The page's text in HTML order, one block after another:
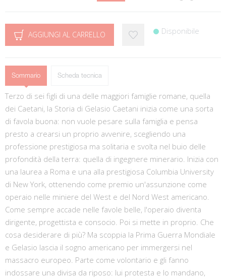
AGGIUNGI AL CARRELLO Disponibile
Sommario Scheda tecnica
Terzo di sei figli di una delle maggiori famiglie romane, quella
dei Caetani, la Storia di Gelasio Caetani inizia come una sorta
di favola buona: non vuole pesare sulla famiglia e pensa
presto a crearsi un proprio avvenire, scegliendo una
professione prestigiosa ma solitaria e svolta nel buio delle
profondità della terra: quella di ingegnere minerario. Inizia con
una laurea a Roma e una alla prestigiosa Columbia University
di New York, ottenendo come premio un'assunzione come
operaio nelle miniere del West e del Nord West americano.
Come sempre accade nelle favole belle, l'operaio diventa
dirigente, progettista e consocio. Poi si mette in proprio. Che
cosa desiderare di più? Ma scoppia la Prima Guerra Mondiale
e Gelasio lascia il sogno americano per immergersi nel
massacro europeo. Parte come volontario e gli fanno
indossare una divisa da riposo: lui protesta e lo mandano,